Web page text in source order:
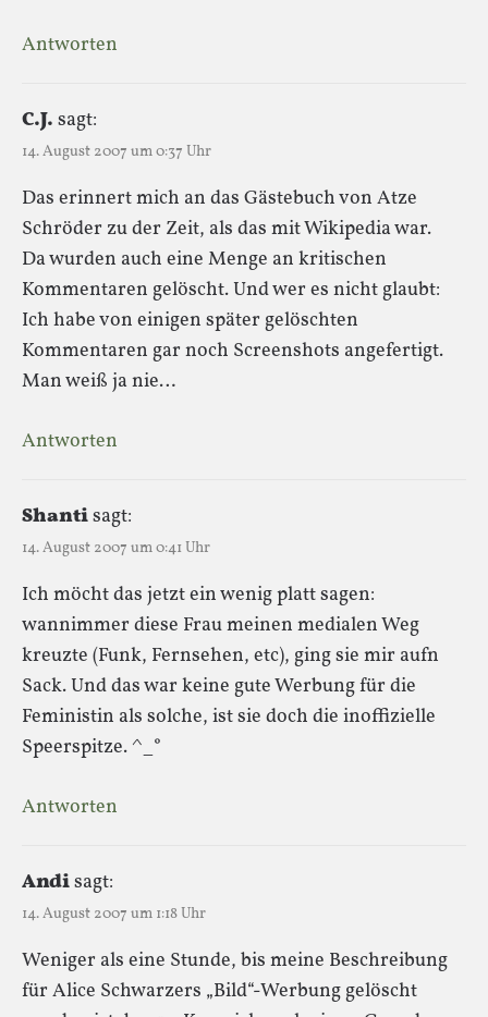
Antworten
C.J. sagt:
14. August 2007 um 0:37 Uhr
Das erinnert mich an das Gästebuch von Atze
Schröder zu der Zeit, als das mit Wikipedia war.
Da wurden auch eine Menge an kritischen
Kommentaren gelöscht. Und wer es nicht glaubt:
Ich habe von einigen später gelöschten
Kommentaren gar noch Screenshots angefertigt.
Man weiß ja nie…
Antworten
Shantisagt:
14. August 2007 um 0:41 Uhr
Ich möcht das jetzt ein wenig platt sagen:
wannimmer diese Frau meinen medialen Weg
kreuzte (Funk, Fernsehen, etc), ging sie mir aufn
Sack. Und das war keine gute Werbung für die
Feministin als solche, ist sie doch die inoffizielle
Speerspitze. ^_°
Antworten
Andisagt:
14. August 2007 um 1:18 Uhr
Weniger als eine Stunde, bis meine Beschreibung
für Alice Schwarzers „Bild“-Werbung gelöscht